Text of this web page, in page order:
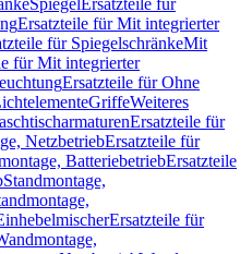
Spiegel Ersatzteile für
Ersatzteile für Mit integrierter
für SpiegelschränkeMit
für Mit integrierter
Ersatzteile für Ohne
GriffeWeiteres
Ersatzteile für
NetzbetriebErsatzteile für
BatteriebetriebErsatzteile
Standmontage,
Ersatzteile für